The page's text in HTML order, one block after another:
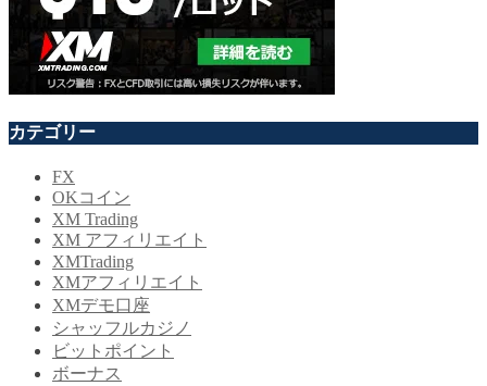
カテゴリー
FX
OKコイン
XM Trading
XM アフィリエイト
XMTrading
XMアフィリエイト
XMデモ口座
シャッフルカジノ
ビットポイント
ボーナス